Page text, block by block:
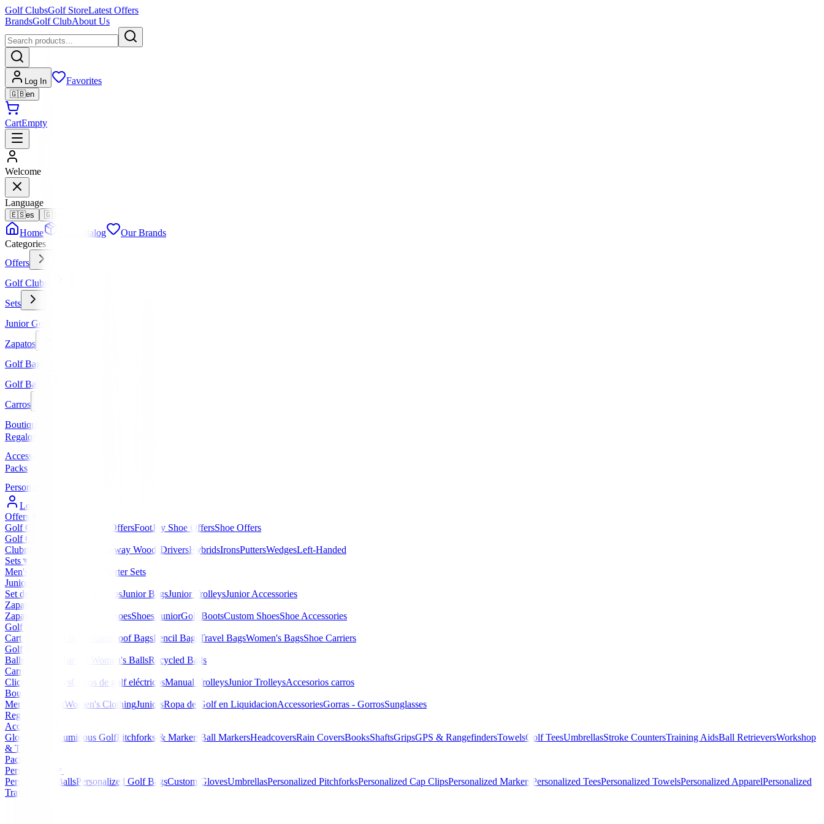
Golf ClubsGolf StoreLatest Offers
BrandsGolf ClubAbout Us
Log In Favorites
🇬🇧en
CartEmpty
Welcome
Language
🇪🇸es 🇬🇧
Home Full Catalog
Our Brands
Categories
Offers
Golf Clubs
Sets
Junior Golf
Zapatos
Golf Bags
Golf Balls
Carros
Boutique
Regalos
Accessories
Packs
Personalized
Log In / Register
Offers
Golf Club Offers
Golf Bag OffersFootJoy Shoe OffersShoe Offers
Golf Clubs
Clubmaker
Fairway Woods DriversHybridsIronsPuttersWedgesLeft-Handed
Sets▼
Men's Starter Sets
Ladies Starter Sets
Junior Golf
Set de golf Junior
Junior ClubsJunior BagsJunior TrolleysJunior Accessories
Zapatos
Zapatos Hombre
Women's ShoesShoes JuniorGolf BootsCustom ShoesShoe Accessories
Golf Bags
Cart Bags
Waterproof BagsPencil Bags Travel BagsWomen's BagsShoe Carriers
Golf Balls
Balls de Golf Nuevas
Women's BallsRecycled Balls
Carros
Clicgear TrolleysCarros de golf eléctricosManual TrolleysJunior TrolleysAccesorios carros
Boutique
Men's Clothing Women's ClothingJuniorsRopa de Golf en LiquidacionAccessoriesGorras - GorrosSunglasses
Regalos
Accessories
Gloves
Glow/Luminous GolfPitchforks & Markers Ball MarkersHeadcoversRain CoversBooksShaftsGripsGPS & RangefindersTowelsGolf TeesUmbrellasStroke CountersTraining AidsBall RetrieversWorkshop
& Tools
Packs
Personalized
▼
Personalized BallsPersonalized Golf BagsCustom GlovesUmbrellasPersonalized PitchforksPersonalized Cap ClipsPersonalized Markers Personalized TeesPersonalized TowelsPersonalized ApparelPersonalized
Travel Bags